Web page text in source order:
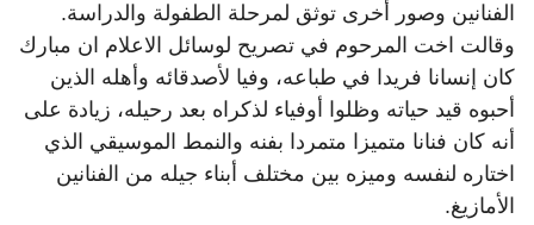
الفنانين وصور أخرى توثق لمرحلة الطفولة والدراسة.
وقالت اخت المرحوم في تصريح لوسائل الاعلام ان مبارك
كان إنسانا فريدا في طباعه، وفيا لأصدقائه وأهله الذين
أحبوه قيد حياته وظلوا أوفياء لذكراه بعد رحيله، زيادة على
أنه كان فنانا متميزا متمردا بفنه والنمط الموسيقي الذي
اختاره لنفسه وميزه بين مختلف أبناء جيله من الفنانين
الأمازيغ.